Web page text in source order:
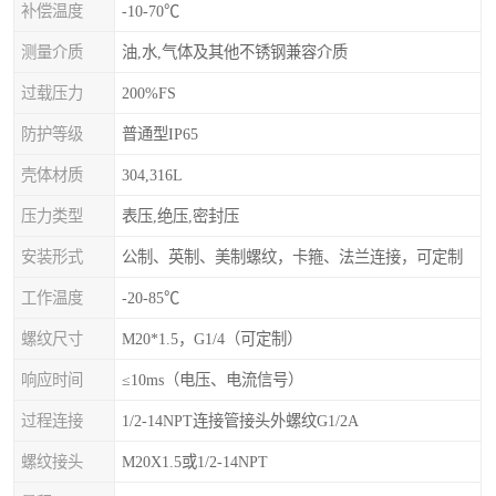
补偿温度 -10-70℃
测量介质 油,水,气体及其他不锈钢兼容介质
过载压力 200%FS
防护等级 普通型IP65
壳体材质 304,316L
压力类型 表压,绝压,密封压
安装形式 公制、英制、美制螺纹，卡箍、法兰连接，可定制
工作温度 -20-85℃
螺纹尺寸 M20*1.5，G1/4（可定制）
响应时间 ≤10ms（电压、电流信号）
过程连接 1/2-14NPT连接管接头外螺纹G1/2A
螺纹接头 M20X1.5或1/2-14NPT